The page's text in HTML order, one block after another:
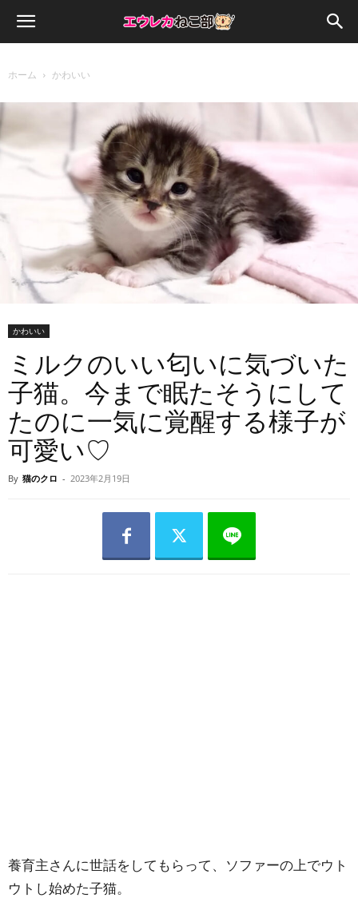
ホーム かわいい
かわいい
ミルクのいい匂いに気づいた
子猫。今まで眠たそうにして
たのに一気に覚醒する様子が
可愛い♡
By 猫のクロ - 2023年2月19日
養育主さんに世話をしてもらって、ソファーの上でウト
ウトし始めた子猫。